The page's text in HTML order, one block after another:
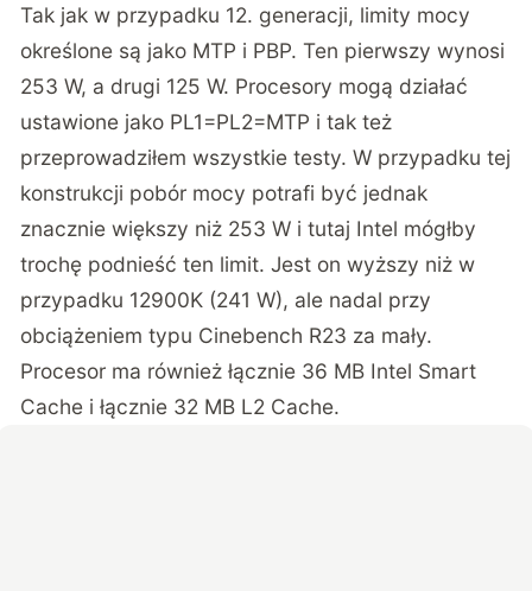
Tak jak w przypadku 12. generacji, limity mocy
określone są jako MTP i PBP. Ten pierwszy wynosi
253 W, a drugi 125 W. Procesory mogą działać
ustawione jako PL1=PL2=MTP i tak też
przeprowadziłem wszystkie testy. W przypadku tej
konstrukcji pobór mocy potrafi być jednak
znacznie większy niż 253 W i tutaj Intel mógłby
trochę podnieść ten limit. Jest on wyższy niż w
przypadku 12900K (241 W), ale nadal przy
obciążeniem typu Cinebench R23 za mały.
Procesor ma również łącznie 36 MB Intel Smart
Cache i łącznie 32 MB L2 Cache.